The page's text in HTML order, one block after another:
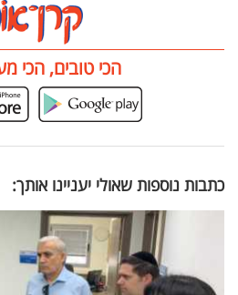
הכי טובים, הכי
כתבות נוספות שאולי יעניינו אותך: